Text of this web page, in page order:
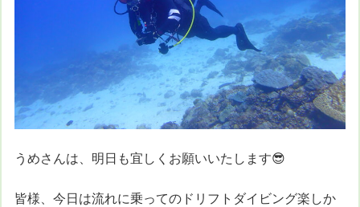
うめさんは、明日も宜しくお願いいたします😎
皆様、今日は流れに乗ってのドリフトダイビング楽しか